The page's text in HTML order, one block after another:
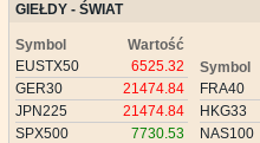
GIEŁDY - ŚWIAT
Symbol
Wartość
EUSTX50
6525.32
GER30
21474.84
JPN225
21474.84
SPX500
7730.53
Symbol
FRA40
HKG33
NAS100